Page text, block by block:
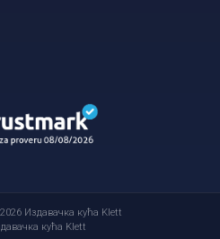
Издавачка кућа Klett
кућа Klett